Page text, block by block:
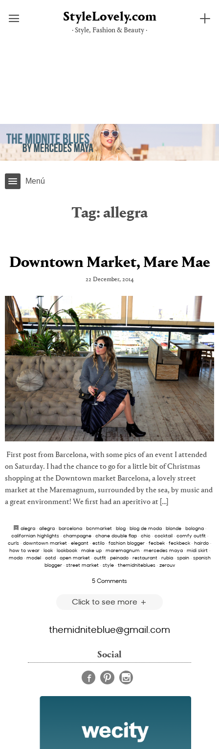
StyleLovely.com
· Style, Fashion & Beauty ·
Menú
Tag: allegra
Downtown Market, Mare Mae
22 December, 2014
First post from Barcelona, with some pics of an event I attended
on Saturday. I had the chance to go for a little bit of Christmas
shopping at the Downtown market Barcelona, a lovely street
market at the Maremagnum, surrounded by the sea, by music and
a great environment! We first had an aperitivo at […]
alegra· allegra· barcelona· bcnmarket· blog· blog de moda· blonde· bologna·
californian highlights· champagne· chane double flap· chic· cocktail· comfy outfit·
curls · downtown market · elegant · estilo · fashion blogger · fecbek · feckbeck · hairdo ·
how to wear· look· lookbook· make up· maremagnum · mercedes maya· midi skirt·
moda· model· ootd· open market· outfit· peinado· restaurant· rubia· spain· spanish
blogger· street market· style· themidniteblues· zerouv
5 Comments
Click to see more
themidniteblue@gmail.com
Social